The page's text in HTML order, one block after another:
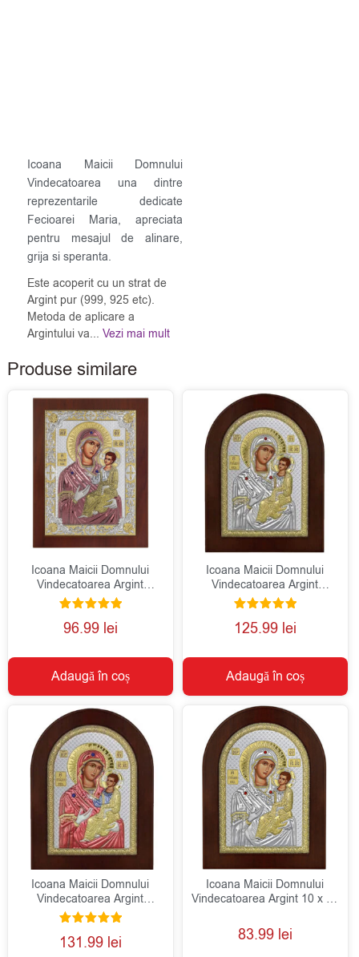
Icoana Maicii Domnului
Vindecatoarea una dintre
reprezentarile dedicate
Fecioarei Maria, apreciata
pentru mesajul de alinare,
grija si speranta.
Este acoperit cu un strat de
Argint pur (999, 925 etc).
Metoda de aplicare a
Argintului va... Vezi mai mult
Produse similare
Icoana Maicii Domnului
Vindecatoarea Argint
10×12.5cm Color
Evaluat la
5.00
96.99 lei
Adaugă în coș
Icoana Maicii Domnului
Vindecatoarea Argint
15x21cm
Evaluat la
5.00
125.99 lei
Adaugă în coș
Icoana Maicii Domnului
Vindecatoarea Argint
15x21cm Color
Evaluat la
5.00
131.99 lei
Icoana Maicii Domnului
Vindecatoarea Argint 10 x 14
83.99 lei